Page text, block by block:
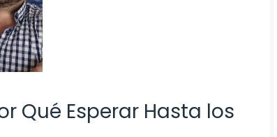
Qué Esperar Hasta los